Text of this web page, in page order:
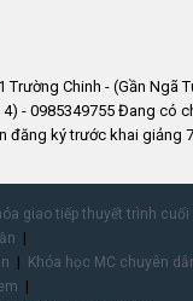
Chinh - (Gần Ngã
4) - 0985349755 Đang có
đăng ký trước khai giảng
giao tiếp thuyết trình
Khóa học MC chuyên